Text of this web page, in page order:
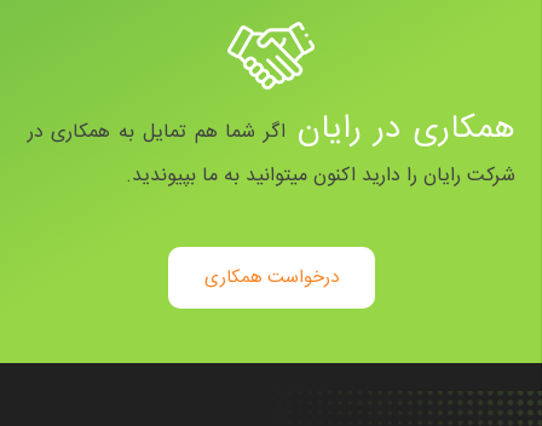
همکاری در رایان اگر شما هم تمایل به همکاری در
شرکت رایان را دارید اکنون میتوانید به ما بپیوندید.
درخواست همکاری